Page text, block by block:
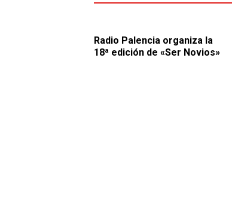
Radio Palencia organiza la
18ª edición de «Ser Novios»